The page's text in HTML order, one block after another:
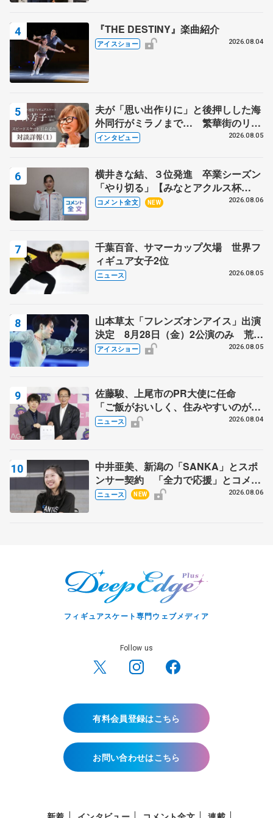
『THE DESTINY』楽曲紹介
アイスショー 2026.08.04
夫が「思い出作りに」と後押しした海
外同行がミラノまで… 繁華街のリン
クでは不良のお兄さんも味方に 小林
インタビュー 2026.08.05
横井きな結、３位発進 卒業シーズン
「やり切る」【みなとアクルス杯
SP】
コメント全文 NEW 2026.08.06
千葉百音、サマーカップ欠場 世界フ
ィギュア女子2位
ニュース 2026.08.05
山本草太「フレンズオンアイス」出演
決定 8月28日（金）2公演のみ 荒川
静香さんプロデュース、20周年のアイ
アイスショー 2026.08.05
佐藤駿、上尾市のPR大使に任命
「ご飯がおいしく、住みやすいのが魅
力」
ニュース 2026.08.04
中井亜美、新潟の「SANKA」とスポ
ンサー契約 「全力で応援」とコメン
ト
ニュース NEW 2026.08.06
フィギュアスケート専門ウェブメディア
Follow us
有料会員登録はこちら
お問い合わせはこちら